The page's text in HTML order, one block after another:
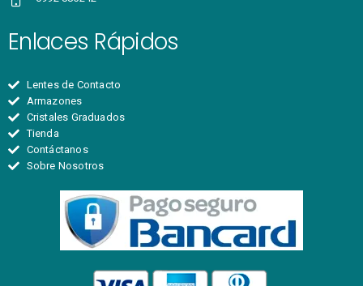
Enlaces Rápidos
Lentes de Contacto
Armazones
Cristales Graduados
Tienda
Contáctanos
Sobre Nosotros